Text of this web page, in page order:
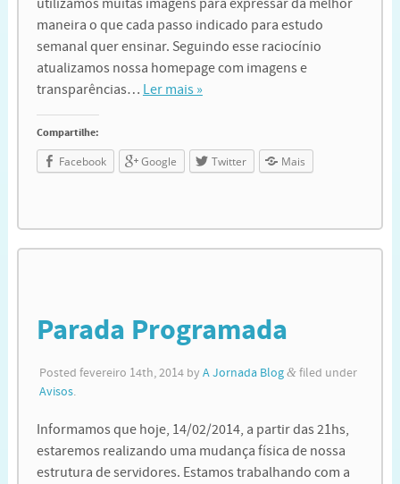
utilizamos muitas imagens para expressar da melhor
maneira o que cada passo indicado para estudo
semanal quer ensinar. Seguindo esse raciocínio
atualizamos nossa homepage com imagens e
transparências… Ler mais »
Compartilhe:
Facebook Google Twitter Mais
Parada Programada
Posted fevereiro 14th, 2014by A Jornada Blog &filed under
Avisos.
Informamos que hoje, 14/02/2014, a partir das 21hs,
estaremos realizando uma mudança física de nossa
estrutura de servidores. Estamos trabalhando com a